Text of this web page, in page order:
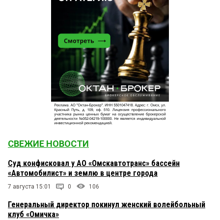
СВЕЖИЕ НОВОСТИ
Суд конфисковал у АО «Омскавтотранс» бассейн
«Автомобилист» и землю в центре города
7 августа 15:01 0 106
Генеральный директор покинул женский волейбольный
клуб «Омичка»